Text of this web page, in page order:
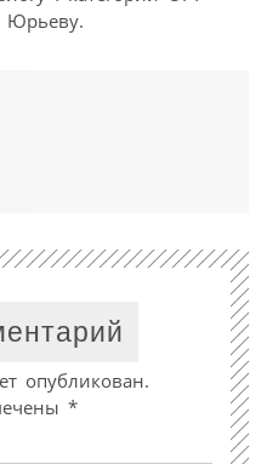
Юрьеву.
опубликован.
*